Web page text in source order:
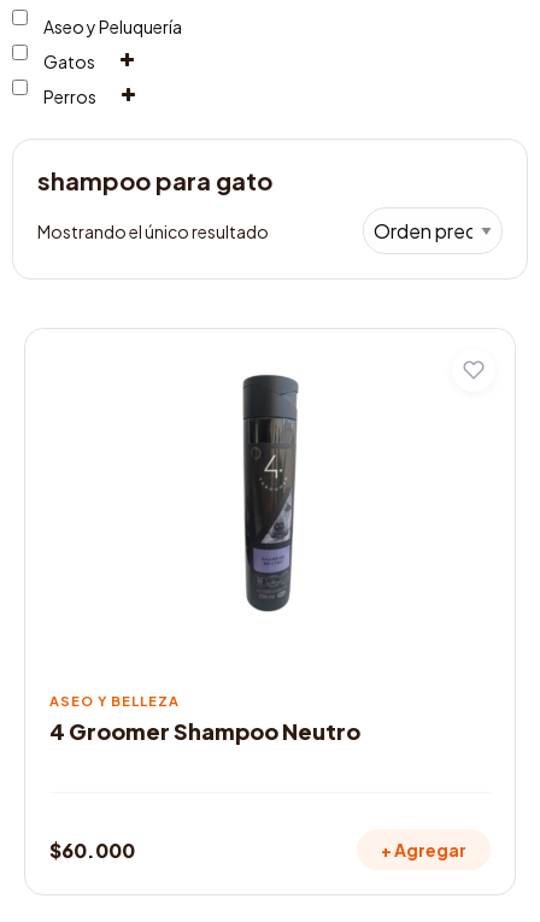
Aseo y Peluquería
Gatos
Perros
shampoo para gato
Mostrando el único resultado
ASEO Y BELLEZA
4 Groomer Shampoo Neutro
$60.000 + Agregar